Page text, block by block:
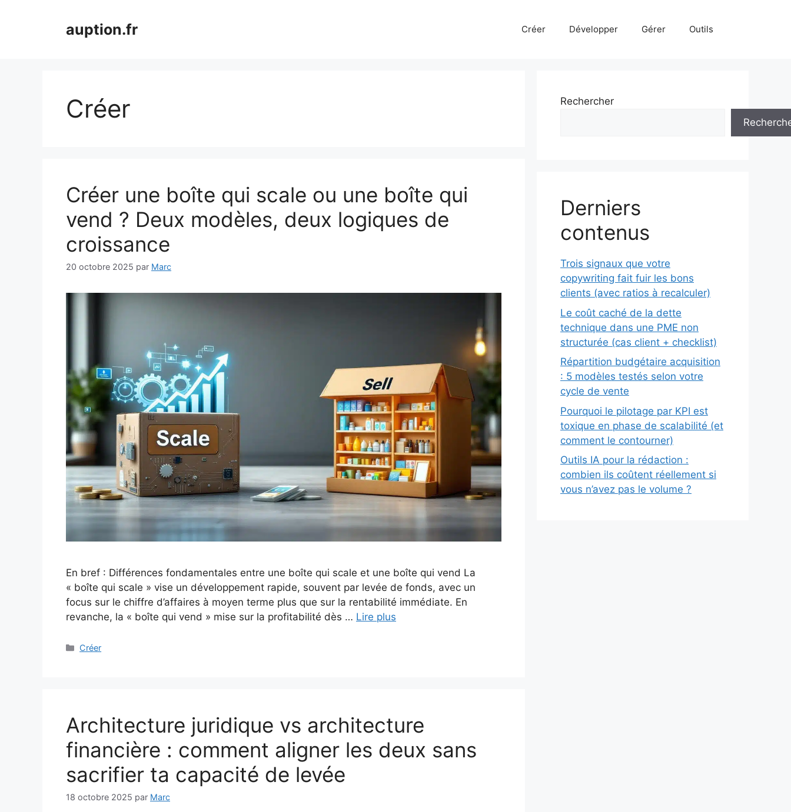
auption.fr Créer Développer Gérer Outils
Créer
Créer une boîte qui scale ou une boîte qui
vend ? Deux modèles, deux logiques de
croissance
20 octobre 2025 par Marc
En bref : Différences fondamentales entre une boîte qui scale et une boîte qui vend La
« boîte qui scale » vise un développement rapide, souvent par levée de fonds, avec un
focus sur le chiffre d’affaires à moyen terme plus que sur la rentabilité immédiate. En
revanche, la « boîte qui vend » mise sur la profitabilité dès … Lire plus
Catégories
Créer
Architecture juridique vs architecture
financière : comment aligner les deux sans
sacrifier ta capacité de levée
18 octobre 2025 par Marc
Rechercher
Derniers
contenus
Trois signaux que votre
copywriting fait fuir les bons
clients (avec ratios à recalculer)
Le coût caché de la dette
technique dans une PME non
structurée (cas client + checklist)
Répartition budgétaire acquisition
: 5 modèles testés selon votre
cycle de vente
Pourquoi le pilotage par KPI est
toxique en phase de scalabilité (et
comment le contourner)
Outils IA pour la rédaction :
combien ils coûtent réellement si
vous n’avez pas le volume ?